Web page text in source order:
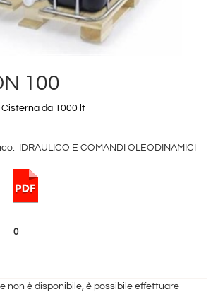
100
Cisterna da 1000 lt
IDRAULICO E COMANDI OLEODINAMICI
0
non è disponibile, è possibile effettuare